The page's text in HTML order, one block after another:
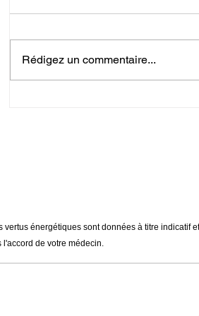
Tanzanite Elévation de l'âme
Créativité. Pertes de mémoire. Se
battre...
Rédigez un commentaire...
vertus énergétiques sont données à titre indicatif
l'accord de votre médecin.